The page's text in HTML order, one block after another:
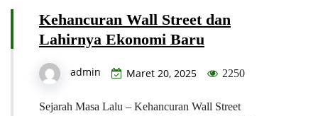
Kehancuran Wall Street dan
Lahirnya Ekonomi Baru
admin Maret 20, 2025 2250
Sejarah Masa Lalu – Kehancuran Wall Street